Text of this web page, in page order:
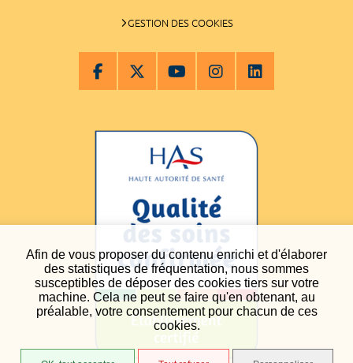
Afin de vous proposer du contenu enrichi et d'élaborer
des statistiques de fréquentation, nous sommes
susceptibles de déposer des cookies tiers sur votre
machine. Cela ne peut se faire qu'en obtenant, au
préalable, votre consentement pour chacun de ces
cookies.
GESTION DES COOKIES